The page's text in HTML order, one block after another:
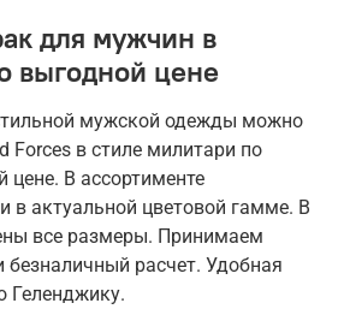
для мужчин в
выгодной цене
мужской одежды можно
Forces в стиле милитари по
цене. В ассортименте
в актуальной цветовой гамме. В
все размеры. Принимаем
расчет. Удобная
Геленджику.